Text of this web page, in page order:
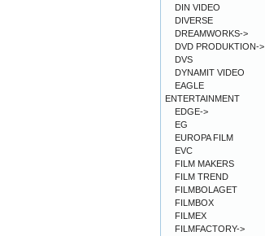
DIN VIDEO
DIVERSE
DREAMWORKS->
DVD PRODUKTION->
DVS
DYNAMIT VIDEO
EAGLE
ENTERTAINMENT
EDGE->
EG
EUROPA FILM
EVC
FILM MAKERS
FILM TREND
FILMBOLAGET
FILMBOX
FILMEX
FILMFACTORY->